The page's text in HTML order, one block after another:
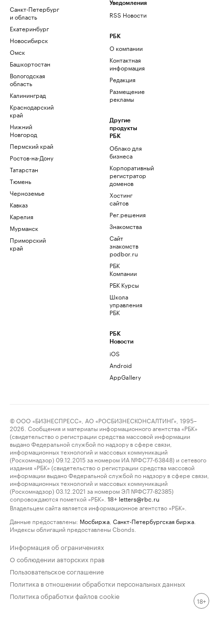
Санкт-Петербург
и область
Екатеринбург
Новосибирск
Омск
Башкортостан
Вологодская
область
Калининград
Краснодарский
край
Нижний
Новгород
Пермский край
Ростов-на-Дону
Татарстан
Тюмень
Черноземье
Кавказ
Карелия
Мурманск
Приморский
край
Уведомления
RSS Новости
РБК
О компании
Контактная
информация
Редакция
Размещение
рекламы
Другие
продукты
РБК
Облако для
бизнеса
Корпоративный
регистратор
доменов
Хостинг
сайтов
Рег.решения
Знакомства
Сайт
знакомств
podbor.ru
РБК
Компании
РБК Курсы
Школа
управления
РБК
РБК
Новости
iOS
Android
AppGallery
© ООО «БИЗНЕСПРЕСС», АО «РОСБИЗНЕСКОНСАЛТИНГ», 1995–
2026. Сообщения и материалы информационного агентства «РБК»
(свидетельство о регистрации средства массовой информации
выдано Федеральной службой по надзору в сфере связи,
информационных технологий и массовых коммуникаций
(Роскомнадзор) 09.12.2015 за номером ИА №ФС77-63848) и сетевого
издания «РБК» (свидетельство о регистрации средства массовой
информации выдано Федеральной службой по надзору в сфере связи,
информационных технологий и массовых коммуникаций
(Роскомнадзор) 03.12.2021 за номером ЭЛ №ФС77-82385)
сопровождаются пометкой «РБК».
18+ letters@rbc.ru
Владельцем сайта является информационное агентство «РБК».
Данные предоставлены: Мосбиржа Санкт-Петербургская биржа
Индексы облигаций предоставлены Cbonds.
Информация об ограничениях
О соблюдении авторских прав
Пользовательское соглашение
Политика в отношении обработки персональных данных
Политика обработки файлов cookie
18+